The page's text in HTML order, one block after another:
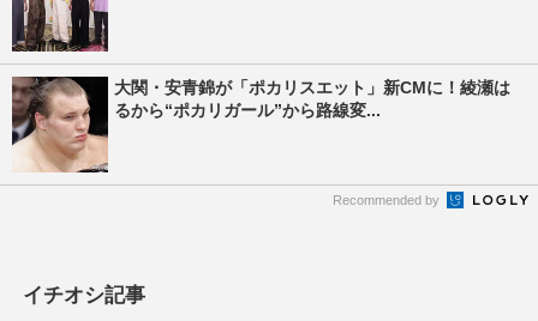
大関・安青錦が「ポカリスエット」新CMに！綾瀬は
るから“ポカリガール”から路線変...
Recommended by
イチオシ記事